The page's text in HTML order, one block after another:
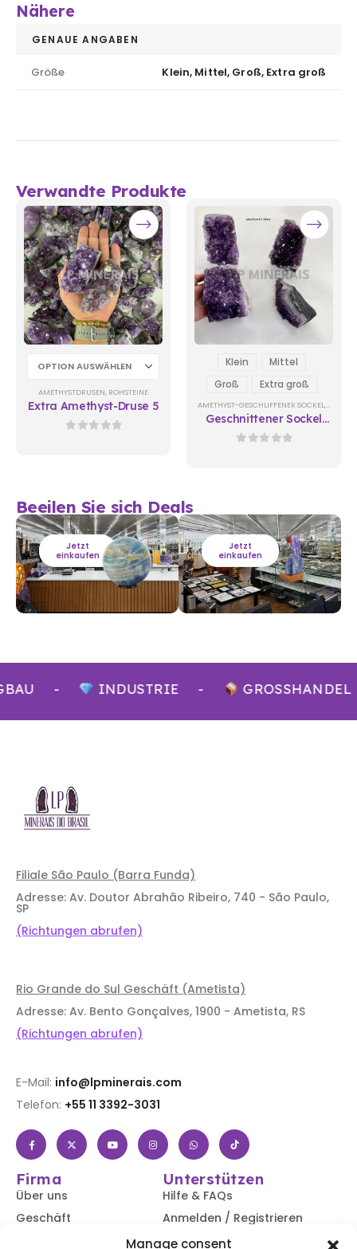
Manage consent
Nähere
GENAUE ANGABEN
Größe Klein, Mittel, Groß, Extra groß
Verwandte Produkte
AMETHYSTDRUSEN, ROHSTEINE
Extra Amethyst-Druse 5
Klein
Mittel
Groß
Extra groß
AMETHYST-GESCHLIFFENER SOCKEL,
Geschnittener Sockel
Amethyst B02
Beeilen Sie sich Deals
Jetzt
einkaufen
Jetzt
einkaufen
- INDUSTRIE - GROSSHANDEL
Filiale São Paulo (Barra Funda)
Adresse: Av. Doutor Abrahão Ribeiro, 740 - São Paulo,
SP
(Richtungen abrufen)
Rio Grande do Sul Geschäft (Ametista)
Adresse: Av. Bento Gonçalves, 1900 - Ametista, RS
(Richtungen abrufen)
E-Mail: info@lpminerais.com
Telefon: +55 11 3392-3031
Firma
Über uns
Geschäft
Unterstützen
Hilfe & FAQs
Anmelden / Registrieren
Verfolgen Sie Ihre